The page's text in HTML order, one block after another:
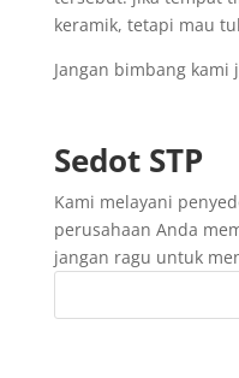
keramik, tetapi mau
Jangan bimbang kami
Sedot STP
Kami melayani
perusahaan Anda
jangan ragu untuk